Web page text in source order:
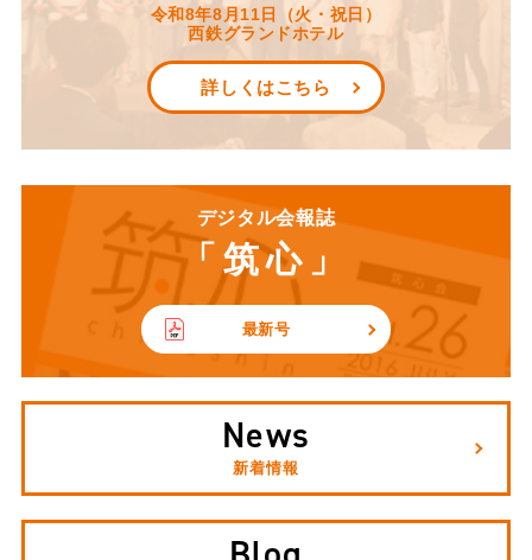
令和8年8月11日（火・祝日）
西鉄グランドホテル
詳しくはこちら
デジタル会報誌
「筑心」
最新号
News
新着情報